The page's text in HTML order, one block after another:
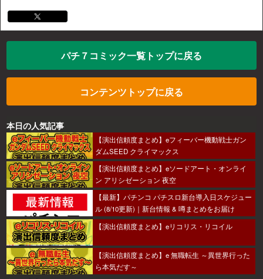
パチ７コミック一覧トップに戻る
コンテンツトップに戻る
本日の人気記事
【演出信頼度まとめ】eフィーバー機動戦士ガン
ダムSEED クライマックス
【演出信頼度まとめ】eソードアート・オンライ
ン アリシゼーション 夜空
【最新】パチンコ パチスロ新台導入日スケジュー
ル (8/10更新)｜新台情報 & 噂まとめをお届け
【演出信頼度まとめ】eリコリス・リコイル
【演出信頼度まとめ】e 無職転生 ～異世界行った
ら本気だす～